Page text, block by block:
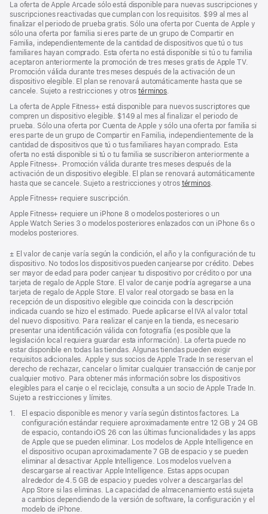
La oferta de Apple Arcade sólo está disponible para nuevas suscripciones y
suscripciones reactivadas que cumplan con los requisitos. $99 al mes al
finalizar el periodo de prueba gratis. Sólo una oferta por Cuenta de Apple y
sólo una oferta por familia si eres parte de un grupo de Compartir en
Familia, independientemente de la cantidad de dispositivos que tú o tus
familiares hayan comprado. Esta oferta no está disponible si tú o tu familia
aceptaron anteriormente la promoción de tres meses gratis de Apple TV.
Promoción válida durante tres meses después de la activación de un
dispositivo elegible. El plan se renovará automáticamente hasta que se
cancele. Sujeto a restricciones y otrostérminos.
La oferta de Apple Fitness+ está disponible para nuevos suscriptores que
compren un dispositivo elegible. $149 al mes al finalizar el periodo de
prueba. Sólo una oferta por Cuenta de Apple y sólo una oferta por familia si
eres parte de un grupo de Compartir en Familia, independientemente de la
cantidad de dispositivos que tú o tus familiares hayan comprado. Esta
oferta no está disponible si tú o tu familia se suscribieron anteriormente a
Apple Fitness+. Promoción válida durante tres meses después de la
activación de un dispositivo elegible. El plan se renovará automáticamente
hasta que se cancele. Sujeto a restricciones y otros términos.
Apple Fitness+ requiere suscripción.
Apple Fitness+ requiere un iPhone 8 o modelos posteriores o un
Apple Watch Series 3 o modelos posteriores enlazados con un iPhone 6s o
modelos posteriores.
Nota
al
pie
± El valor de canje varía según la condición, el año y la configuración de tu
dispositivo. No todos los dispositivos pueden canjearse por crédito. Debes
ser mayor de edad para poder canjear tu dispositivo por crédito o por una
tarjeta de regalo de Apple Store. El valor de canje podría agregarse a una
tarjeta de regalo de Apple Store. El valor real otorgado se basa en la
recepción de un dispositivo elegible que coincida con la descripción
indicada cuando se hizo el estimado. Puede aplicarse el IVA al valor total
del nuevo dispositivo. Para realizar el canje en la tienda, es necesario
presentar una identificación válida con fotografía (es posible que la
legislación local requiera guardar esta información). La oferta puede no
estar disponible en todas las tiendas. Algunas tiendas pueden exigir
requisitos adicionales. Apple y sus socios de Apple Trade In se reservan el
derecho de rechazar, cancelar o limitar cualquier transacción de canje por
cualquier motivo. Para obtener más información sobre los dispositivos
elegibles para el canje o el reciclaje, consulta a un socio de Apple Trade In.
Sujeto a restricciones y límites.
Nota
1.
El espacio disponible es menor y varía según distintos factores. La
configuración estándar requiere aproximadamente entre 12 GB y 24 GB
de espacio, contando iOS 26 con las últimas funcionalidades y las apps
de Apple que se pueden eliminar. Los modelos de Apple Intelligence en
el dispositivo ocupan aproximadamente 7 GB de espacio y se pueden
eliminar al desactivar Apple Intelligence. Los modelos vuelven a
descargarse al reactivar Apple Intelligence. Estas apps ocupan
alrededor de 4.5 GB de espacio y puedes volver a descargarlas del
App Store si las eliminas. La capacidad de almacenamiento está sujeta
a cambios dependiendo de la versión de software, la configuración y el
modelo de iPhone.